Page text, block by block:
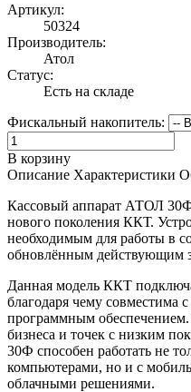
Артикул:
50324
Производитель:
Атол
Статус:
Есть на складе
Фискальный накопитель:
В корзину
Описание Характеристики
Кассовый аппарат АТОЛ 30Ф
нового поколения ККТ.
необходимым для работы в
обновлённым действующим
Данная модель ККТ
благодаря чему совместима
программным
бизнеса и точек с низким
30Ф способен работать не
компьютерами, но и с
облачными решениями.